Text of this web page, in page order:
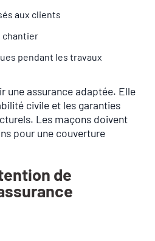
aux clients
chantier
pendant les travaux
une assurance adaptée. Elle
civile et les garanties
Les maçons doivent
pour une couverture
de